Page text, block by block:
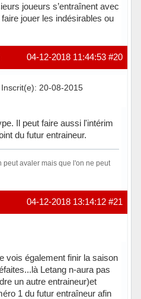
joueurs s’entraînent avec
jouer les indésirables ou
#20
04-12-2018 11:44:53
Inscrit(e): 20-08-2015
Il peut faire aussi l'intérim
du futur entraineur.
avaler mais que l'on ne peut
#21
04-12-2018 13:14:12
vois également finir la saison
Letang n-aura pas
un autre entraineur)et
1 du futur entraîneur afin